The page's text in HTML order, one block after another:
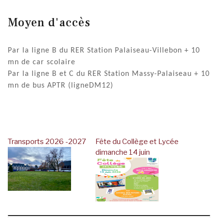
Moyen d'accès
Par la ligne B du RER Station Palaiseau-Villebon + 10
mn de car scolaire
Par la ligne B et C du RER Station Massy-Palaiseau + 10
mn de bus APTR (ligneDM12)
Transports 2026 -2027
Fête du Collège et Lycée
dimanche 14 juin